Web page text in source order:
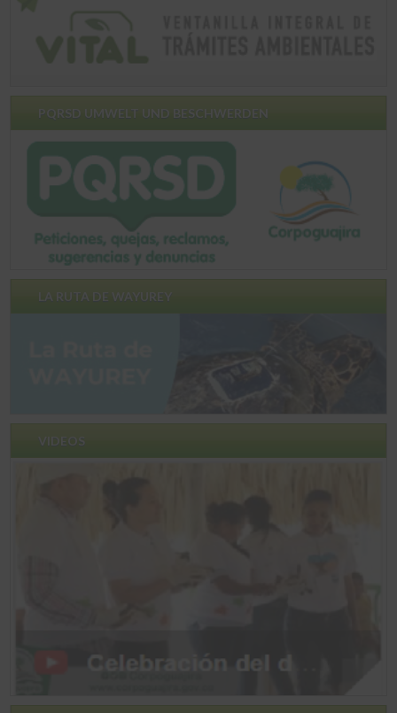
PQRSD UMWELT UND BESCHWERDEN
LA RUTA DE WAYUREY
VIDEOS